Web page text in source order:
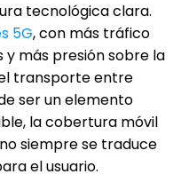
tecnológica clara.
5G, con más tráfico
y más presión sobre la
transporte entre
ser un elemento
la cobertura móvil
siempre se traduce
el usuario.